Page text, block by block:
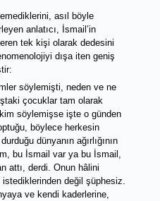
asıl böyle
anlatıcı, İsmail’in
tek kişi olarak dedesini
dışa iten geniş
söylemişti, neden ve ne
çocuklar tam olarak
söylemişse işte o günden
böylece herkesin
dünyanın ağırlığının
bu İsmail var ya bu İsmail,
attı, derdi. Onun hâlini
istediklerinden değil şüphesiz.
ve kendi kaderlerine,